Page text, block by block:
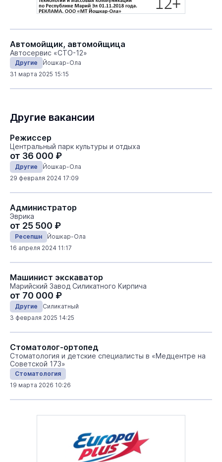
Автомойщик, автомойщица
Автосервис «СТО-12»
Другие
Йошкар-Ола
31 марта 2025 15:15
Другие вакансии
Режиссер
Центральный парк культуры и отдыха
от 36 000 ₽
Другие
Йошкар-Ола
29 февраля 2024 17:09
Администратор
Эврика
от 25 500 ₽
Ресепшн
Йошкар-Ола
16 апреля 2024 11:17
Машинист экскаватор
Марийский Завод Силикатного Кирпича
от 70 000 ₽
Другие
Силикатный
3 февраля 2025 14:25
Стоматолог-ортопед
Стоматология и детские специалисты в «Медцентре на
Советской 173»
Стоматология
19 марта 2026 10:26